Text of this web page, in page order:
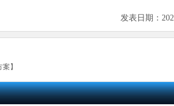
发表日期：
】